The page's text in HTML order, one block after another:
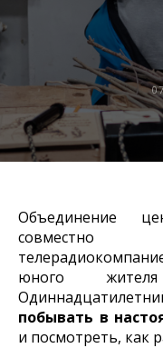
Объединение
совместно
юного
побывать в
и посмотреть, как